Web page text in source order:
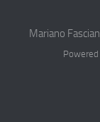
Mariano
Powered